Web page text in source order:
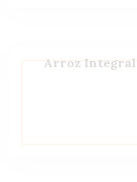
Arroz Integral